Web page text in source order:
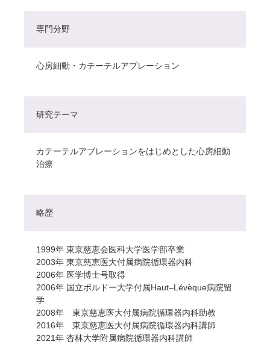
専門分野
心房細動・カテーテルアブレーション
研究テーマ
カテーテルアブレーションをはじめとした心房細動
治療
略歴
1999年 東京慈恵会医科大学医学部卒業
2003年 東京慈恵医大付属病院循環器内科
2006年 医学博士号取得
2006年 国立ボルドー大学付属Haut–Lévèque病院留
学
2008年 東京慈恵医大付属病院循環器内科助教
2016年 東京慈恵医大付属病院循環器内科講師
2021年 杏林大学附属病院循環器内科講師